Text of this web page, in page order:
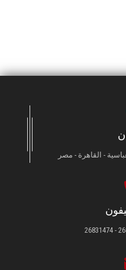
- القاهرة - مصر